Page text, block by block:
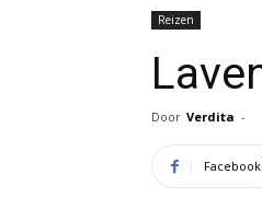
Reizen
Door Verdita -
Facebook